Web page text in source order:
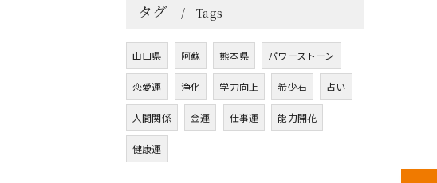
タグ Tags
山口県 阿蘇 熊本県 パワーストーン
恋愛運 浄化 学力向上 希少石 占い
人間関係 金運 仕事運 能力開花
健康運